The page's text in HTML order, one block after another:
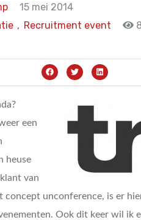
15 mei 2014
Recruitment event
,
een
heuse
van
concept unconference, is er
Ook dit keer wil ik